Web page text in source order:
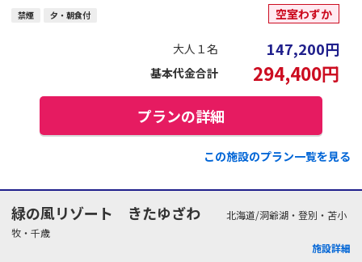
禁煙 夕・朝食付 空室わずか
大人１名 147,200円
基本代金合計 294,400円
プランの詳細
この施設のプラン一覧を見る
緑の風リゾート きたゆざわ
北海道/洞爺湖・登別・苫小
牧・千歳
施設詳細